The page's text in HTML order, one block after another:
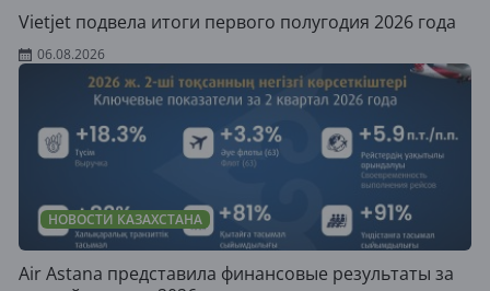
Vietjet подвела итоги первого полугодия 2026 года
06.08.2026
НОВОСТИ КАЗАХСТАНА
Air Astana представила финансовые результаты за